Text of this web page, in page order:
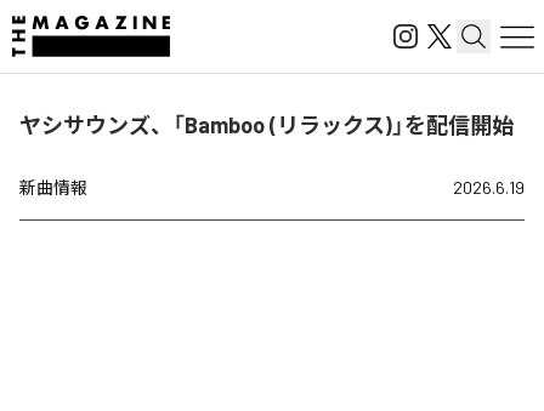
ヤシサウンズ、「Bamboo (リラックス)」を配信開始
新曲情報 2026.6.19